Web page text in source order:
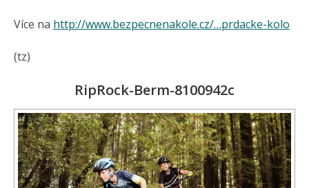
Více na http://www.bezpecnenakole.cz/…prdacke-kolo
(tz)
RipRock-Berm-8100942c